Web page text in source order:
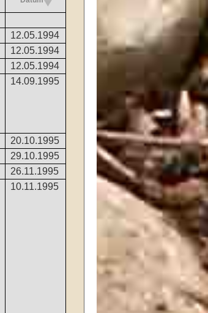
12.05.1994
12.05.1994
12.05.1994
14.09.1995
20.10.1995
29.10.1995
26.11.1995
10.11.1995